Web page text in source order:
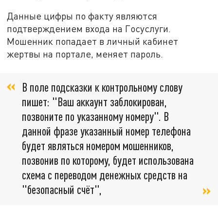
Данные цифры по факту являются
подтверждением входа на Госуслуги.
Мошенник попадает в личный кабинет
жертвы на портале, меняет пароль.
В поле подсказки к контрольному слову
пишет: "Ваш аккаунт заблокирован,
позвоните по указанному номеру". В
данной фразе указанный номер телефона
будет являться номером мошенников,
позвонив по которому, будет использована
схема с переводом денежных средств на
"безопасный счёт",